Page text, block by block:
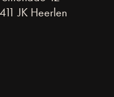
JK Heerlen